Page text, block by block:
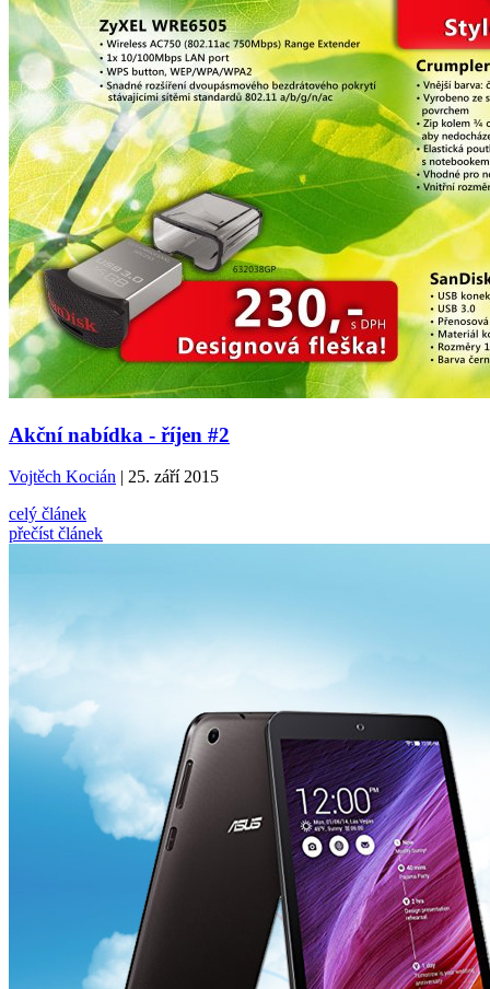
Akční nabídka - říjen #2
Vojtěch Kocián | 25. září 2015
celý článek
přečíst článek